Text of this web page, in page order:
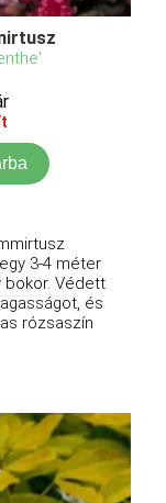
3-4 méter
bokor. Védett
és
rózsaszín